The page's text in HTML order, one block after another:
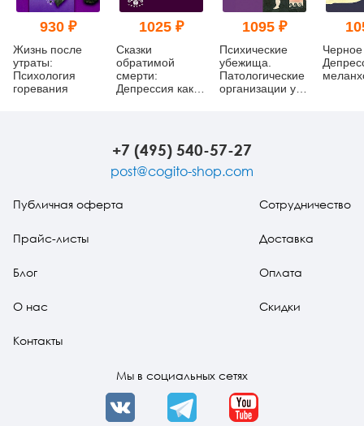
930 ₽
Жизнь после
утраты:
Психология
горевания
1025 ₽
Сказки
обратимой
смерти:
Депрессия как
1095 ₽
Психические
убежища.
Патологические
организации у
+7 (495) 540-57-27
post@cogito-shop.com
Публичная оферта
Прайс-листы
Блог
О нас
Контакты
Сотрудничество
Доставка
Оплата
Скидки
Мы в социальных сетях
VK Telegram YouTube